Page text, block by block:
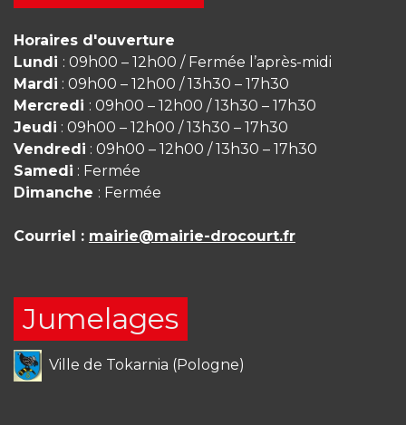
Horaires d'ouverture
Lundi : 09h00 – 12h00 / Fermée l’après-midi
Mardi : 09h00 – 12h00 / 13h30 – 17h30
Mercredi : 09h00 – 12h00 / 13h30 – 17h30
Jeudi : 09h00 – 12h00 / 13h30 – 17h30
Vendredi : 09h00 – 12h00 / 13h30 – 17h30
Samedi : Fermée
Dimanche : Fermée
Courriel : mairie@mairie-drocourt.fr
Jumelages
Ville de Tokarnia (Pologne)